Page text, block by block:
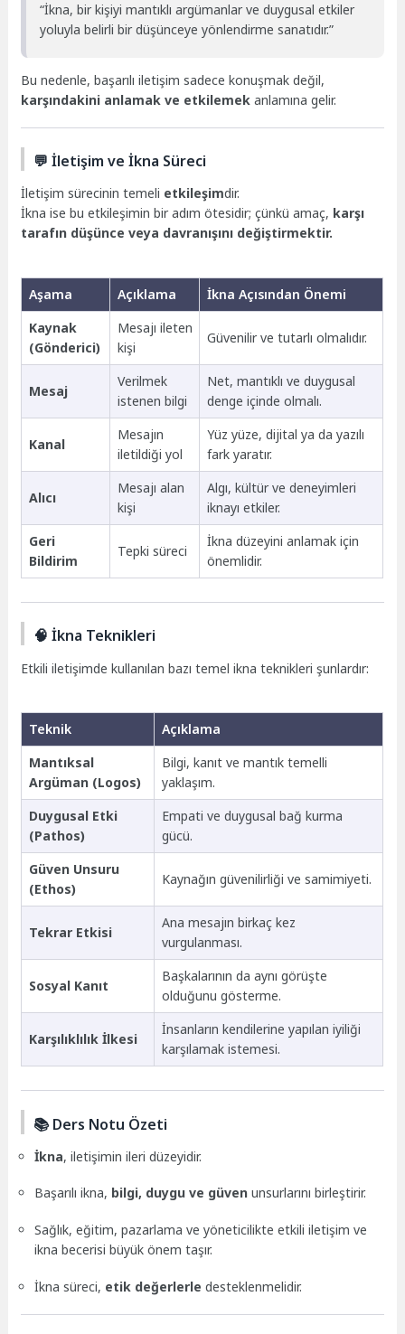
“İkna, bir kişiyi mantıklı argümanlar ve duygusal etkiler
yoluyla belirli bir düşünceye yönlendirme sanatıdır.”
Bu nedenle, başarılı iletişim sadece konuşmak değil,
karşındakini anlamak ve etkilemek anlamına gelir.
💬 İletişim ve İkna Süreci
İletişim sürecinin temeli etkileşimdir.
İkna ise bu etkileşimin bir adım ötesidir; çünkü amaç, karşı
tarafın düşünce veya davranışını değiştirmektir.
Aşama Açıklama
İkna Açısından Önemi
Kaynak
(Gönderici)
Mesajı ileten
kişi
Güvenilir ve tutarlı olmalıdır.
Mesaj
Verilmek
istenen bilgi
Net, mantıklı ve duygusal
denge içinde olmalı.
Kanal
Mesajın
iletildiği yol
Yüz yüze, dijital ya da yazılı
fark yaratır.
Alıcı
Mesajı alan
kişi
Algı, kültür ve deneyimleri
iknayı etkiler.
Geri
Bildirim
Tepki süreci
İkna düzeyini anlamak için
önemlidir.
🧠 İkna Teknikleri
Etkili iletişimde kullanılan bazı temel ikna teknikleri şunlardır:
Teknik
Açıklama
Mantıksal
Argüman (Logos)
Bilgi, kanıt ve mantık temelli
yaklaşım.
Duygusal Etki
(Pathos)
Empati ve duygusal bağ kurma
gücü.
Güven Unsuru
(Ethos)
Kaynağın güvenilirliği ve samimiyeti.
Tekrar Etkisi
Ana mesajın birkaç kez
vurgulanması.
Sosyal Kanıt
Başkalarının da aynı görüşte
olduğunu gösterme.
Karşılıklılık İlkesi
İnsanların kendilerine yapılan iyiliği
karşılamak istemesi.
📚 Ders Notu Özeti
İkna, iletişimin ileri düzeyidir.
Başarılı ikna, bilgi, duygu ve güven unsurlarını birleştirir.
Sağlık, eğitim, pazarlama ve yöneticilikte etkili iletişim ve
ikna becerisi büyük önem taşır.
İkna süreci, etik değerlerle desteklenmelidir.